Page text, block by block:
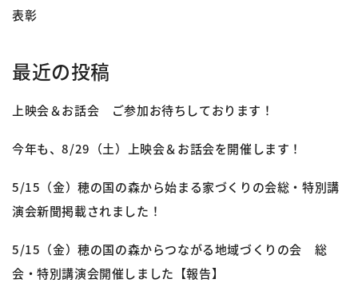
表彰
最近の投稿
上映会＆お話会 ご参加お待ちしております！
今年も、8/29（土）上映会＆お話会を開催します！
5/15（金）穂の国の森から始まる家づくりの会総・特別講
演会新聞掲載されました！
5/15（金）穂の国の森からつながる地域づくりの会 総
会・特別講演会開催しました【報告】